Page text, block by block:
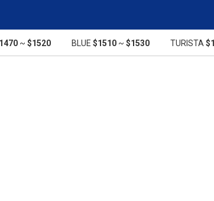
~ $1520 BLUE $1510 ~ $1530 TURISTA